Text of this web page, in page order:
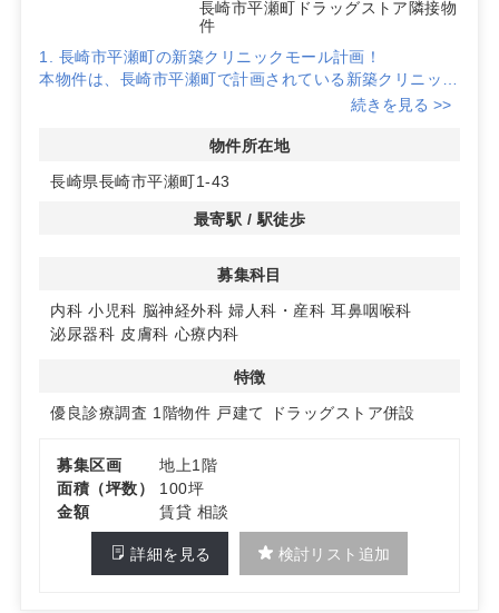
画
長崎市平瀬町ドラッグストア隣接物
件
1. 長崎市平瀬町の新築クリニックモール計画！
本物件は、長崎市平瀬町で計画されている新築クリニック
モールで、地域の医療拠点として期待されています。新築
隣接するドラッグストアが営業予定で、地域住民が日常的
に訪れるため、開業当初からの認知拡大が期待できます。
3. 74台以上の駐車場完備！広域からの来院が可能
お客様用駐車場は74台以上（ドラッグストア・調剤薬局
区画分を含む）を完備予定。車でのアクセスが良好で、周
辺エリアからの患者来院も見込める環境です。特に循環
器・呼吸器・糖尿病内科の診療圏が良好なエリアとなって
います。
詳細はお問い合わせください。
続きを見る >>
物件所在地
長崎県長崎市平瀬町1-43
最寄駅 / 駅徒歩
募集科目
内科 小児科 脳神経外科 婦人科・産科 耳鼻咽喉科
泌尿器科 皮膚科 心療内科
特徴
優良診療調査 1階物件 戸建て ドラッグストア併設
募集区画
地上1階
面積（坪数）
100坪
金額
賃貸 相談
詳細を見る 検討リスト追加